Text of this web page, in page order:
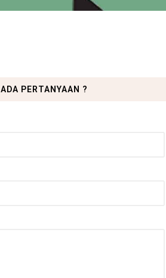
ADA PERTANYAAN ?